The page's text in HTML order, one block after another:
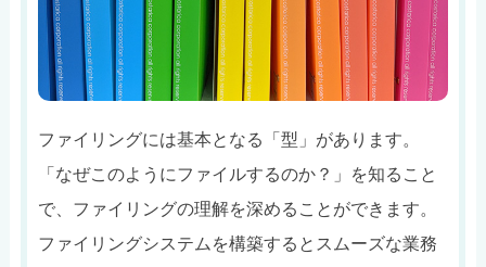
ファイリングには基本となる「型」があります。
「なぜこのようにファイルするのか？」を知ること
で、ファイリングの理解を深めることができます。
ファイリングシステムを構築するとスムーズな業務